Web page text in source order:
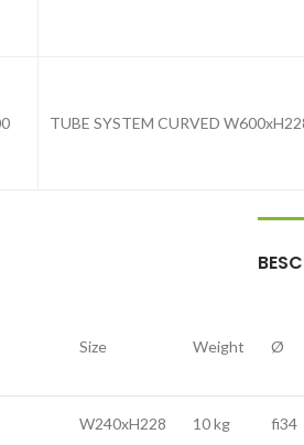
TUBE SYSTEM CURVED
Size Weight Ø
W240xH228 10 kg fi34